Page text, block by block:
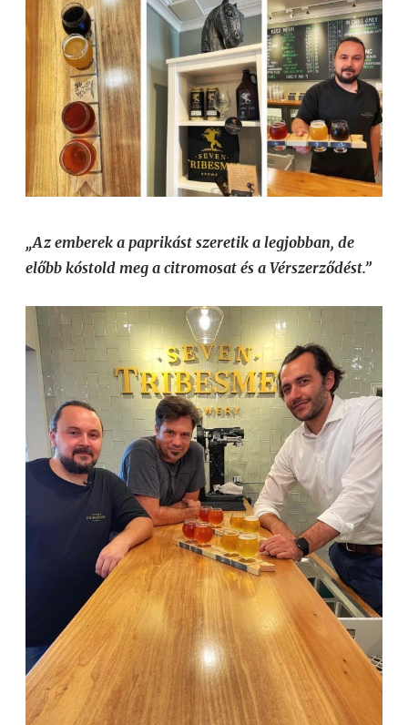
„Az emberek a paprikást szeretik a legjobban, de
előbb kóstold meg a citromosat és a Vérszerződést.”